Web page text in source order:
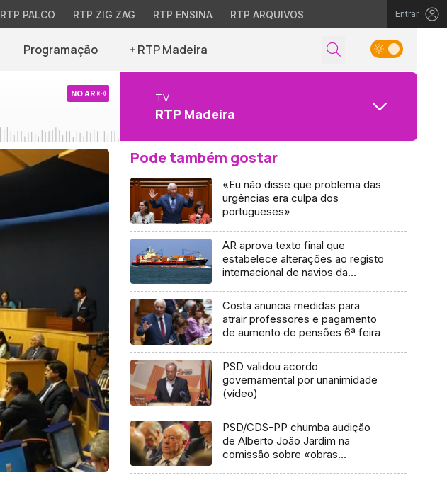
RTP PALCO RTP ZIG ZAG RTP ENSINA RTP ARQUIVOS Entrar
Programação + RTP Madeira
NO AR TV
RTP Madeira
Pode também gostar
«Eu não disse que problema das
urgências era culpa dos
portugueses»
AR aprova texto final que
estabelece alterações ao registo
internacional de navios da
Costa anuncia medidas para
atrair professores e pagamento
de aumento de pensões 6ª feira
PSD validou acordo
governamental por unanimidade
(vídeo)
PSD/CDS-PP chumba audição
de Alberto João Jardim na
comissão sobre «obras